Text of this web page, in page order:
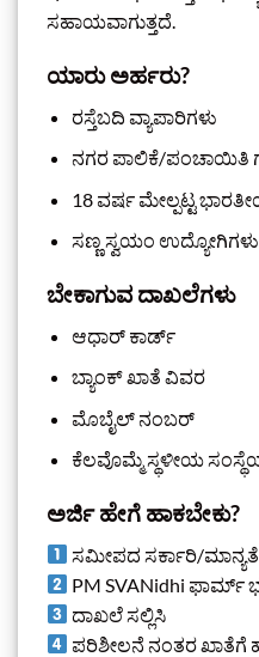
ಸಹಾಯವಾಗುತ್ತದೆ.
ಯಾರು ಅರ್ಹರು?
ರಸ್ತೆಬದಿ ವ್ಯಾಪಾರಿಗಳು
ನಗರ ಪಾಲಿಕೆ/ಪಂಚಾಯಿತಿ
18 ವರ್ಷ ಮೇಲ್ಪಟ್ಟ
ಸಣ್ಣ ಸ್ವಯಂ ಉದ್ಯೋಗಿಗಳು
ಬೇಕಾಗುವ ದಾಖಲೆಗಳು
ಆಧಾರ್ ಕಾರ್ಡ್
ಬ್ಯಾಂಕ್ ಖಾತೆ ವಿವರ
ಮೊಬೈಲ್ ನಂಬರ್
ಕೆಲವೊಮ್ಮೆ ಸ್ಥಳೀಯ
ಅರ್ಜಿ ಹೇಗೆ ಹಾಕಬೇಕು?
ಸಮೀಪದ ಸರ್ಕಾರಿ/
PM SVANidhi ಫಾರ್ಮ್
ದಾಖಲೆ ಸಲ್ಲಿಸಿ
ಪರಿಶೀಲನೆ ನಂತರ